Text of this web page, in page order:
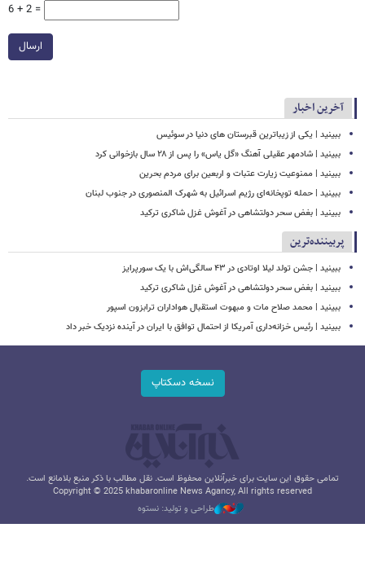
6 + 2 =
ارسال
آخرین اخبار
ببینید | یکی از زیباترین قبرستان های دنیا در سوئیس
ببینید | شادمهر عقیلی آهنگ «گل یاس» را پس از ۲۸ سال بازخوانی کرد
ببینید | ممنوعیت زیارت عتبات و اربعین برای مردم بحرین
ببینید | حمله توپخانه‌ای رژیم اسرائیل به شهرک المنصوری در جنوب لبنان
ببینید | بغض سحر دولتشاهی در آغوش غزل شاکری ترکید
پربیننده‌ترین
ببینید | جشن تولد لیلا اوتادی در ۴۳ سالگی‌اش با یک سورپرایز
ببینید | بغض سحر دولتشاهی در آغوش غزل شاکری ترکید
ببینید | محمد صلاح مات و مبهوت استقبال هواداران ترابزون اسپور
ببینید | رئیس خزانه‌داری آمریکا از احتمال توافق با ایران در آینده نزدیک خبر داد
نسخه دسکتاپ
تمامی حقوق این سایت برای خبرآنلاین محفوظ است. نقل مطالب با ذکر منبع بلامانع است.
Copyright © 2025 khabaronline News Agancy, All rights reserved
طراحی و تولید: نستوه